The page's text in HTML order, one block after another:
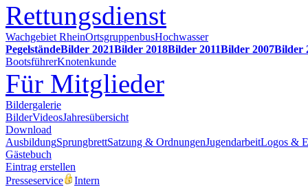
Rettungsdienst
Wachgebiet RheinOrtsgruppenbusHochwasser
PegelständeBilder 2021Bilder 2018Bilder 2011Bilder 2007Bilder
BootsführerKnotenkunde
Für Mitglieder
Bildergalerie
BilderVideosJahresübersicht
Download
AusbildungSprungbrettSatzung & OrdnungenJugendarbeitLogos &
Gästebuch
Eintrag erstellen
Presseservice
Intern